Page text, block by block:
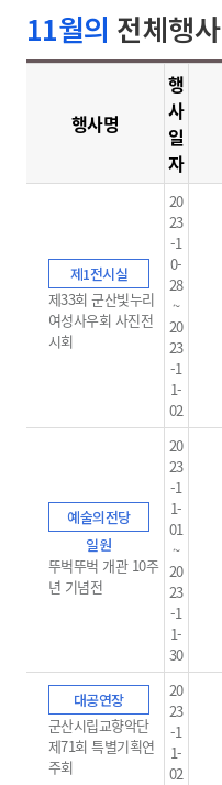
11월의 전체행사
행사명
행
사
일
자
제1전시실
제33회 군산빛누리
여성사우회 사진전
시회
20
23
-1
0-
28
~
20
23
-1
1-
02
예술의전당
일원
뚜벅뚜벅 개관 10주
년 기념전
20
23
-1
1-
01
~
20
23
-1
1-
30
대공연장
군산시립교향악단
제71회 특별기획연
주회
20
23
-1
1-
02